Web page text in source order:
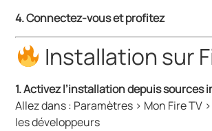
4. Connectez-vous et profitez
Installation sur
1. Activez l’installation depuis sources
Allez dans : Paramètres > Mon Fire TV
les développeurs